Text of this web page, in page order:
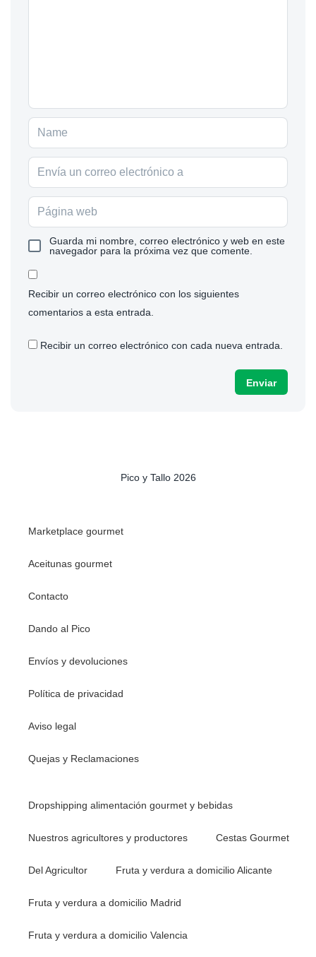
Guarda mi nombre, correo electrónico y web en este
navegador para la próxima vez que comente.
Recibir un correo electrónico con los siguientes
comentarios a esta entrada.
Recibir un correo electrónico con cada nueva entrada.
Pico y Tallo 2026
Marketplace gourmet
Aceitunas gourmet
Contacto
Dando al Pico
Envíos y devoluciones
Política de privacidad
Aviso legal
Quejas y Reclamaciones
Dropshipping alimentación gourmet y bebidas
Nuestros agricultores y productores Cestas Gourmet
Del Agricultor Fruta y verdura a domicilio Alicante
Fruta y verdura a domicilio Madrid
Fruta y verdura a domicilio Valencia